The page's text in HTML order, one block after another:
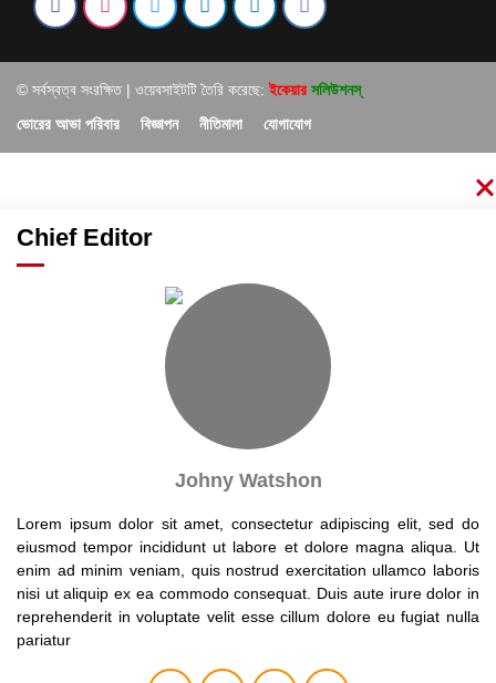
© সর্বস্বত্ব সংরক্ষিত | ওয়েবসাইটটি তৈরি করেছে:ইকেয়ার সলিউশনস্
ভোরের আভা পরিবার
বিজ্ঞাপন নীতিমালা যোগাযোগ
Chief Editor
Johny Watshon
Lorem ipsum dolor sit amet, consectetur adipiscing elit, sed do
eiusmod tempor incididunt ut labore et dolore magna aliqua. Ut
enim ad minim veniam, quis nostrud exercitation ullamco laboris
nisi ut aliquip ex ea commodo consequat. Duis aute irure dolor in
reprehenderit in voluptate velit esse cillum dolore eu fugiat nulla
pariatur